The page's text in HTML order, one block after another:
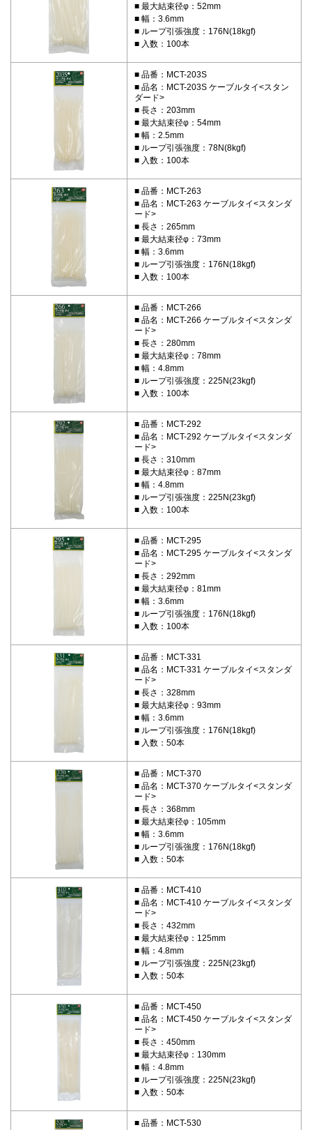
最大結束径φ：52mm
幅：3.6mm
ループ引張強度：176N(18kgf)
入数：100本
品番：MCT-203S
品名：MCT-203S ケーブルタイ<スタン
ダード>
長さ：203mm
最大結束径φ：54mm
幅：2.5mm
ループ引張強度：78N(8kgf)
入数：100本
品番：MCT-263
品名：MCT-263 ケーブルタイ<スタンダ
ード>
長さ：265mm
最大結束径φ：73mm
幅：3.6mm
ループ引張強度：176N(18kgf)
入数：100本
品番：MCT-266
品名：MCT-266 ケーブルタイ<スタンダ
ード>
長さ：280mm
最大結束径φ：78mm
幅：4.8mm
ループ引張強度：225N(23kgf)
入数：100本
品番：MCT-292
品名：MCT-292 ケーブルタイ<スタンダ
ード>
長さ：310mm
最大結束径φ：87mm
幅：4.8mm
ループ引張強度：225N(23kgf)
入数：100本
品番：MCT-295
品名：MCT-295 ケーブルタイ<スタンダ
ード>
長さ：292mm
最大結束径φ：81mm
幅：3.6mm
ループ引張強度：176N(18kgf)
入数：100本
品番：MCT-331
品名：MCT-331 ケーブルタイ<スタンダ
ード>
長さ：328mm
最大結束径φ：93mm
幅：3.6mm
ループ引張強度：176N(18kgf)
入数：50本
品番：MCT-370
品名：MCT-370 ケーブルタイ<スタンダ
ード>
長さ：368mm
最大結束径φ：105mm
幅：3.6mm
ループ引張強度：176N(18kgf)
入数：50本
品番：MCT-410
品名：MCT-410 ケーブルタイ<スタンダ
ード>
長さ：432mm
最大結束径φ：125mm
幅：4.8mm
ループ引張強度：225N(23kgf)
入数：50本
品番：MCT-450
品名：MCT-450 ケーブルタイ<スタンダ
ード>
長さ：450mm
最大結束径φ：130mm
幅：4.8mm
ループ引張強度：225N(23kgf)
入数：50本
品番：MCT-530